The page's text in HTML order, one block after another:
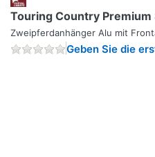
Touring Country
Zweipferdanhänger Alu mit
Geben Sie die